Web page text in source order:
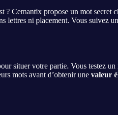
? Cemantix propose un mot secret
lettres ni placement. Vous suivez
situer votre partie. Vous testez
mots avant d’obtenir une valeur